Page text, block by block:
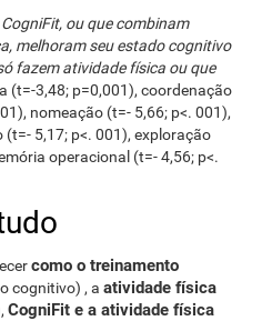
ou que combinam
melhoram seu estado cognitivo
fazem atividade física ou que
(t=-3,48; p=0,001), coordenação
nomeação (t=- 5,66; p<. 001),
5,17; p<. 001), exploração
operacional (t=- 4,56; p<.
como o treinamento
cognitivo) , aatividade física
CogniFit e a atividade física